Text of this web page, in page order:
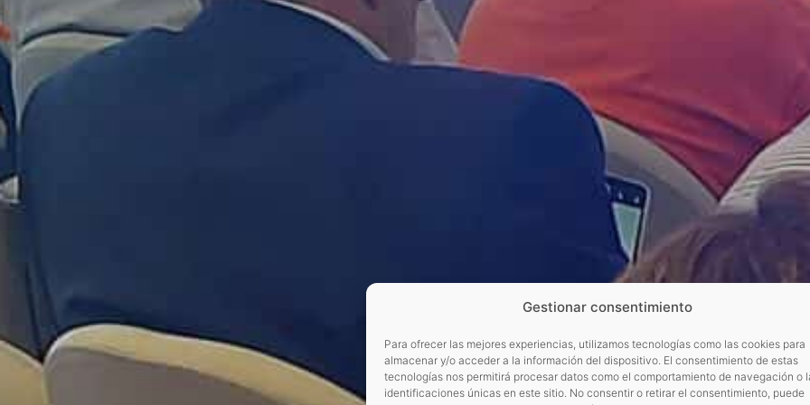
Gestionar consentimiento
Para ofrecer las mejores experiencias, utilizamos tecnologías como las cookies para
almacenar y/o acceder a la información del dispositivo. El consentimiento de estas
tecnologías nos permitirá procesar datos como el comportamiento de navegación o
identificaciones únicas en este sitio. No consentir o retirar el consentimiento, puede